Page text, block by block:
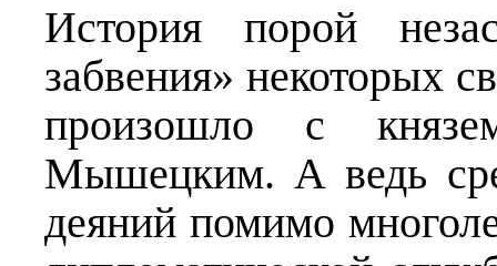
История порой
забвения» некоторых
произошло с
Мышецким. А ведь
деяний помимо